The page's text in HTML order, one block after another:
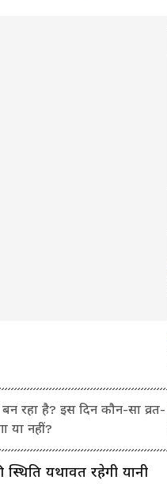
रहा है? इस दिन कौन-सा व्रत-
या नहीं?
यथावत रहेगी यानी